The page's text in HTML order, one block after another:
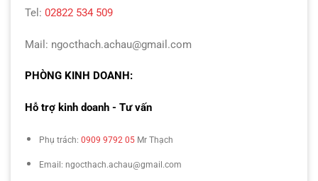
Tel: 02822 534 509
Mail: ngocthach.achau@gmail.com
PHÒNG KINH DOANH:
Hỗ trợ kinh doanh - Tư vấn
Phụ trách: 0909 9792 05 Mr Thạch
Email: ngocthach.achau@gmail.com